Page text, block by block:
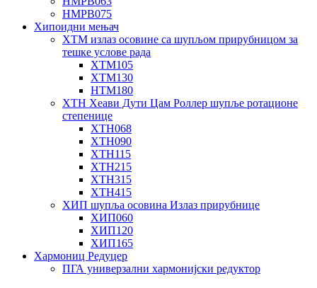
НМРВ075
Хипоидни мењач
ХТМ излаз осовине са шупљом прирубницом за
тешке услове рада
ХТМ105
ХТМ130
НТМ180
ХТН Хеави Дути Цам Роллер шупље ротационе
степенице
ХТН068
ХТН090
ХТН115
ХТН215
ХТН315
ХТН415
ХИП шупља осовина Излаз прирубнице
ХИП060
ХИП120
ХИП165
Хармониц Редуцер
ПГА универзални хармонијски редуктор